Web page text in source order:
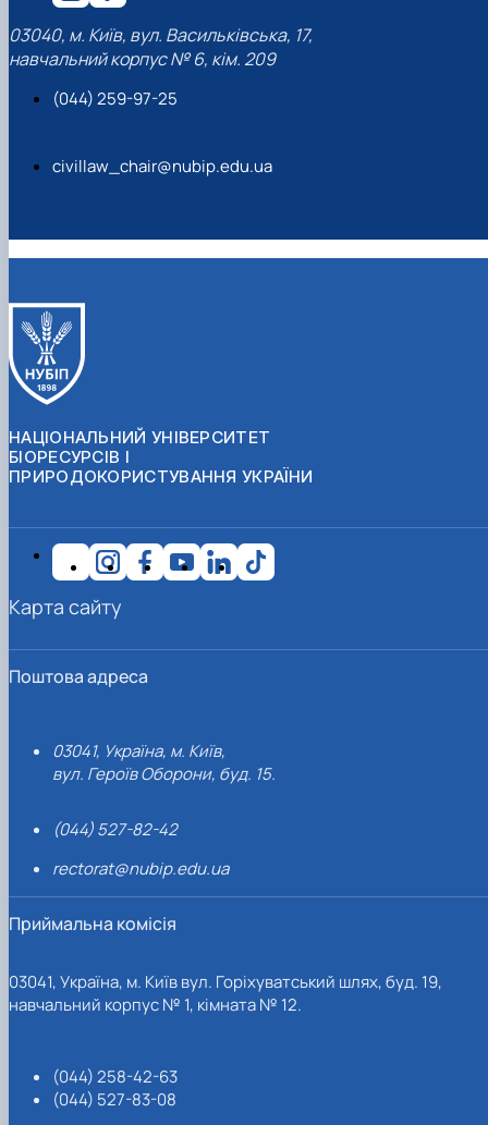
03040, м. Київ, вул. Васильківська, 17,
навчальний корпус № 6, кім. 209
(044) 259-97-25
civillaw_chair@nubip.edu.ua
НАЦІОНАЛЬНИЙ УНІВЕРСИТЕТ
БІОРЕСУРСІВ І
ПРИРОДОКОРИСТУВАННЯ УКРАЇНИ
Поштова адреса
03041, Україна, м. Київ,
вул. Героїв Оборони, буд. 15.
(044) 527-82-42
rectorat@nubip.edu.ua
Приймальна комісія
03041, Україна, м. Київ вул. Горіхуватський шлях, буд. 19,
навчальний корпус № 1, кімната № 12.
(044) 258-42-63
(044) 527-83-08
Карта сайту